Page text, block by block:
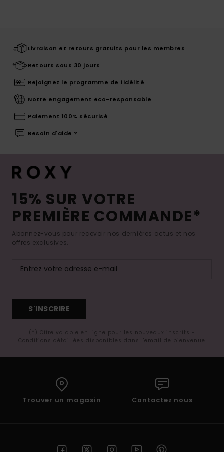
Livraison et retours gratuits pour les membres
Retours sous 30 jours
Rejoignez le programme de fidélité
Notre engagement eco-responsable
Paiement 100% sécurisé
Besoin d'aide ?
15% SUR VOTRE
PREMIÈRE COMMANDE*
Abonnez-vous pour recevoir nos dernières actus et nos
offres exclusives.
S'INSCRIRE
(*) Offre valable en ligne pour les nouveaux inscrits -
Conditions détaillées disponibles dans l'email de bienvenue
Trouver un magasin Contactez nous